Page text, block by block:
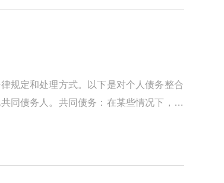
规定和处理方式。以下是对个人债务整合
同债务人。共同债务：在某些情况下，个